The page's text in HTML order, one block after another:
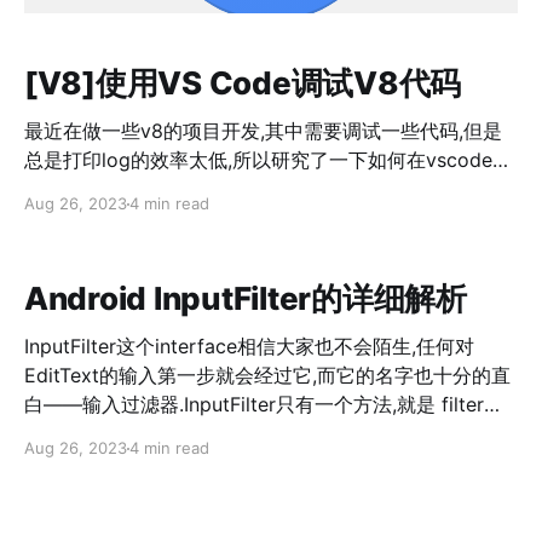
[V8]使用VS Code调试V8代码
最近在做一些v8的项目开发,其中需要调试一些代码,但是
总是打印log的效率太低,所以研究了一下如何在vscode上
下创建.vscode的目录,该目录是存放vscode的配置信息.
"type": "cppdbg", "request": "launch",
"targetArchitecture": "x64", //要debug肯定是桌面版本
的
Aug 26, 20234 min read
Android InputFilter的详细解析
InputFilter这个interface相信大家也不会陌生,任何对
EditText的输入第一步就会经过它,而它的名字也十分的直
白——输入过滤器.InputFilter只有一个方法,就是 filter方
现在看看google的官方文档是怎么描述这个filter方法的.
Aug 26, 20234 min read